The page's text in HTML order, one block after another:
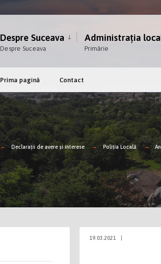
Despre Suceava
Despre Suceava
Administrația
Primărie
Prima pagină Contact
Declarații de avere și interese Poliția Locală
19.03.2021